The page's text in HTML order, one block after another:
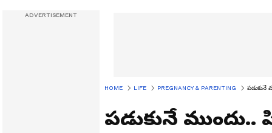
HOME LIFE PREGNANCY & PARENTING పడుకునే
పడుకునే